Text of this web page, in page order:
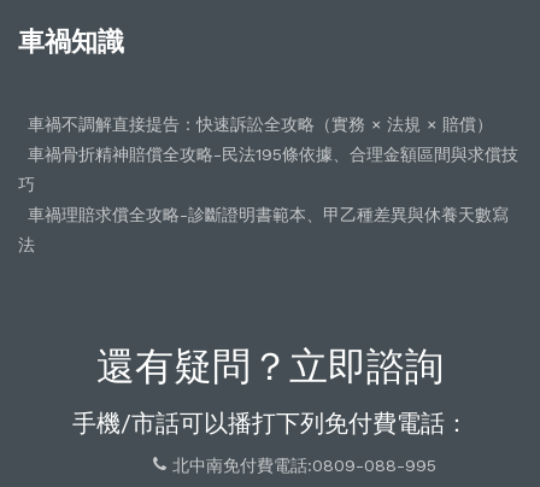
車禍知識
車禍不調解直接提告：快速訴訟全攻略（實務 × 法規 × 賠償）
車禍骨折精神賠償全攻略-民法195條依據、合理金額區間與求償技
巧
車禍理賠求償全攻略-診斷證明書範本、甲乙種差異與休養天數寫
法
還有疑問？立即諮詢
手機/市話可以播打下列免付費電話：
北中南免付費電話:0809-088-995